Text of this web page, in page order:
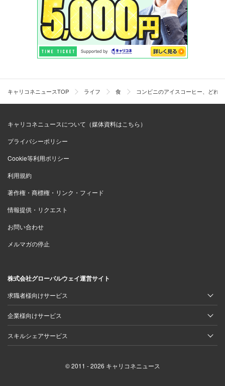
キャリコネニュースTOP ライフ 食 コンビニのアイスコーヒー、どれ
キャリコネニュースについて（媒体資料はこちら）
プライバシーポリシー
Cookie等利用ポリシー
利用規約
著作権・商標権・リンク・フィード
情報提供・リクエスト
お問い合わせ
メルマガの停止
株式会社グローバルウェイ運営サイト
求職者様向けサービス
企業様向けサービス
スキルシェアサービス
© 2011 - 2026 キャリコネニュース